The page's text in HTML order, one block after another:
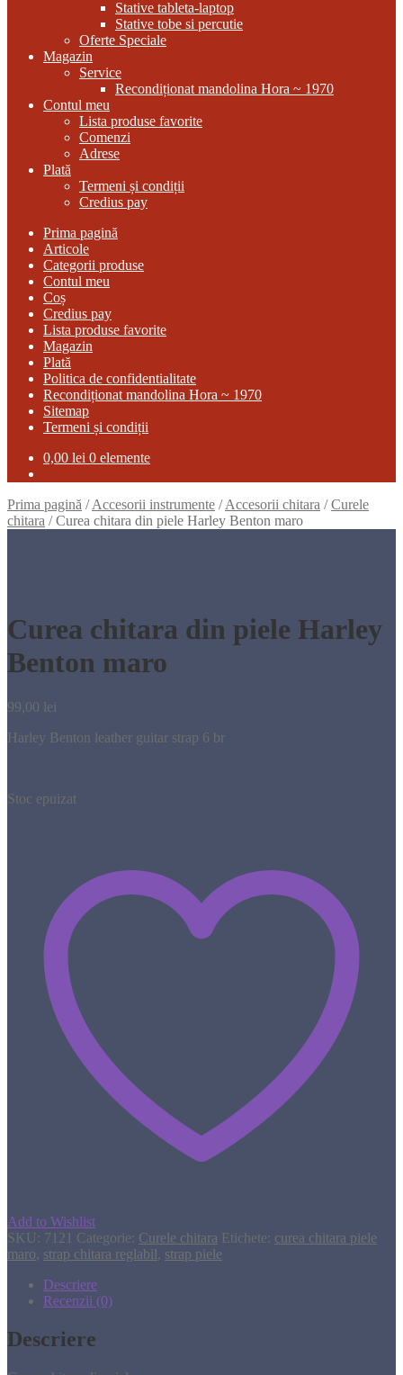
Stative tableta-laptop
Stative tobe si percutie
Oferte Speciale
Magazin
Service
Recondiționat mandolina Hora ~ 1970
Contul meu
Lista produse favorite
Comenzi
Adrese
Plată
Termeni și condiții
Credius pay
Prima pagină
Articole
Categorii produse
Contul meu
Coș
Credius pay
Lista produse favorite
Magazin
Plată
Politica de confidentialitate
Recondiționat mandolina Hora ~ 1970
Sitemap
Termeni și condiții
0,00 lei 0 elemente
Prima pagină /Accesorii instrumente /Accesorii chitara /Curele
chitara /Curea chitara din piele Harley Benton maro
Curea chitara din piele Harley
Benton maro
99,00 lei
Harley Benton leather guitar strap 6 br
Stoc epuizat
Add to Wishlist
SKU: 7121 Categorie: Curele chitara Etichete: curea chitara piele
maro, strap chitara reglabil, strap piele
Descriere
Recenzii (0)
Descriere